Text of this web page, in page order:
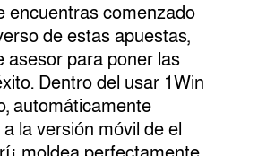
encuentras comenzado
de estas apuestas,
asesor para poner las
Dentro del usar 1Win
automáticamente
la versión móvil de el